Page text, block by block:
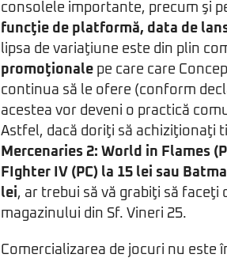
consolele importante, precum şi
funcţie de platformă, data de
lipsa de variaţiune este din plin
promoţionale pe care care
continua să le ofere (conform
acestea vor deveni o practică
Astfel, dacă doriţi să achiziţionaţi
Mercenaries 2: World in Flames
FIghter IV (PC) la 15 lei sau
lei, ar trebui să vă grabiţi să faceţi
magazinului din Sf. Vineri 25.
Comercializarea de jocuri nu este